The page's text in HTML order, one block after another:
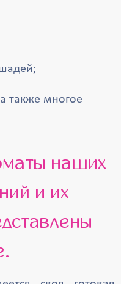
также многое
и их